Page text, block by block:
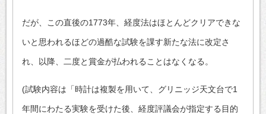
だが、この直後の1773年、経度法はほとんどクリアできな
いと思われるほどの過酷な試験を課す新たな法に改定さ
れ、以降、二度と賞金が払われることはなくなる。
(試験内容は「時計は複製を用いて、グリニッジ天文台で1
年間にわたる実験を受けた後、経度評議会が指定する目的